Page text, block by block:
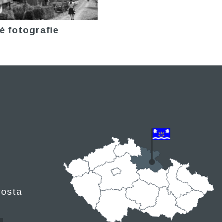
fotografie